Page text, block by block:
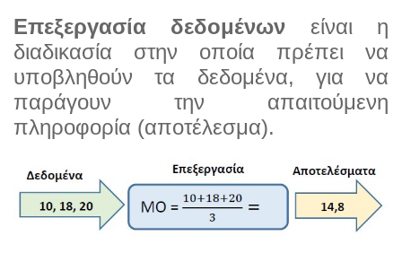
Επεξεργασία δεδομένων είναι η
διαδικασία στην οποία πρέπει να
υποβληθούν τα δεδομένα, για να
παράγουν την απαιτούμενη
πληροφορία (αποτέλεσμα).